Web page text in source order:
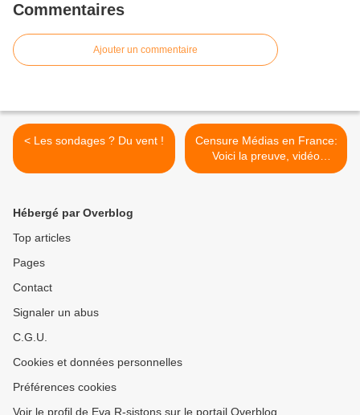
Commentaires
Ajouter un commentaire
< Les sondages ? Du vent !
Censure Médias en France:
Voici la preuve, vidéo
brutalités qu'on voit à
Hébergé par Overblog
Top articles
Pages
Contact
Signaler un abus
C.G.U.
Cookies et données personnelles
Préférences cookies
Voir le profil de Eva R-sistons sur le portail Overblog